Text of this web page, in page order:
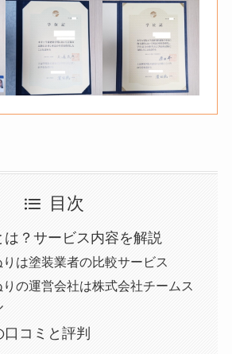
目次
は？サービス内容を解説
りは塗装業者の比較サービス
りの運営会社は株式会社チームス
コミと評判